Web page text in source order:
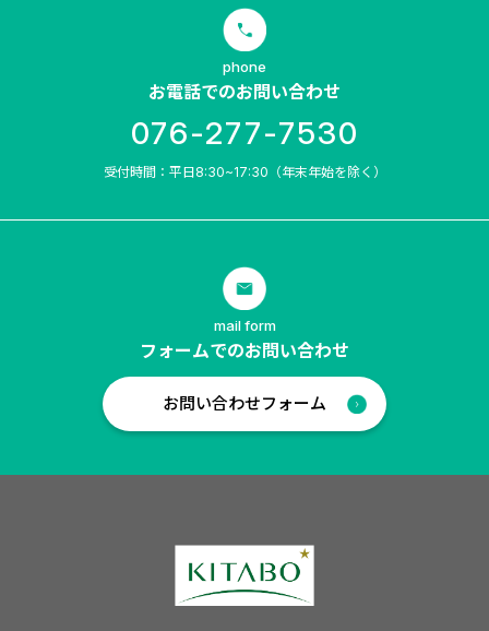
phone
お電話でのお問い合わせ
076-277-7530
受付時間：平日8:30~17:30（年末年始を除く）
mail form
フォームでのお問い合わせ
お問い合わせフォーム